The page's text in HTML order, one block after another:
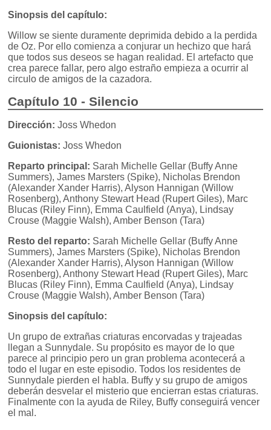
Sinopsis del capítulo:
Willow se siente duramente deprimida debido a la perdida
de Oz. Por ello comienza a conjurar un hechizo que hará
que todos sus deseos se hagan realidad. El artefacto que
crea parece fallar, pero algo estraño empieza a ocurrir al
circulo de amigos de la cazadora.
Capítulo 10 - Silencio
Dirección: Joss Whedon
Guionistas: Joss Whedon
Reparto principal: Sarah Michelle Gellar (Buffy Anne
Summers), James Marsters (Spike), Nicholas Brendon
(Alexander Xander Harris), Alyson Hannigan (Willow
Rosenberg), Anthony Stewart Head (Rupert Giles), Marc
Blucas (Riley Finn), Emma Caulfield (Anya), Lindsay
Crouse (Maggie Walsh), Amber Benson (Tara)
Resto del reparto: Sarah Michelle Gellar (Buffy Anne
Summers), James Marsters (Spike), Nicholas Brendon
(Alexander Xander Harris), Alyson Hannigan (Willow
Rosenberg), Anthony Stewart Head (Rupert Giles), Marc
Blucas (Riley Finn), Emma Caulfield (Anya), Lindsay
Crouse (Maggie Walsh), Amber Benson (Tara)
Sinopsis del capítulo:
Un grupo de extrañas criaturas encorvadas y trajeadas
llegan a Sunnydale. Su propósito es mayor de lo que
parece al principio pero un gran problema acontecerá a
todo el lugar en este episodio. Todos los residentes de
Sunnydale pierden el habla. Buffy y su grupo de amigos
deberán desvelar el misterio que encierran estas criaturas.
Finalmente con la ayuda de Riley, Buffy conseguirá vencer
el mal.